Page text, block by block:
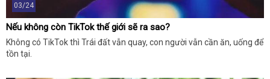
03/24
Nếu không còn TikTok thế giới sẽ ra sao?
Không có TikTok thì Trái đất vẫn quay, con người vẫn cần ăn, uống để
tồn tại.